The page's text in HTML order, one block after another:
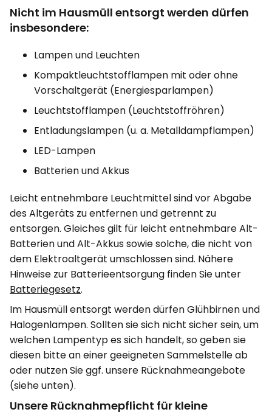
Nicht im Hausmüll entsorgt werden dürfen
insbesondere:
Lampen und Leuchten
Kompaktleuchtstofflampen mit oder ohne
Vorschaltgerät (Energiesparlampen)
Leuchtstofflampen (Leuchtstoffröhren)
Entladungslampen (u. a. Metalldampflampen)
LED-Lampen
Batterien und Akkus
Leicht entnehmbare Leuchtmittel sind vor Abgabe
des Altgeräts zu entfernen und getrennt zu
entsorgen. Gleiches gilt für leicht entnehmbare Alt-
Batterien und Alt-Akkus sowie solche, die nicht von
dem Elektroaltgerät umschlossen sind. Nähere
Hinweise zur Batterieentsorgung finden Sie unter
Batteriegesetz.
Im Hausmüll entsorgt werden dürfen Glühbirnen und
Halogenlampen. Sollten sie sich nicht sicher sein, um
welchen Lampentyp es sich handelt, so geben sie
diesen bitte an einer geeigneten Sammelstelle ab
oder nutzen Sie ggf. unsere Rücknahmeangebote
(siehe unten).
Unsere Rücknahmepflicht für kleine